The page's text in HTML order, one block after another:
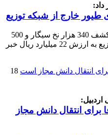
داد:
خارج از شبکه توزيع
فرمانده انتظامی استان اردبیل از کشف 340 هزار نخ سيگار و 500
کيلو داروی طيور خارج از شبکه توزيع به ارزش 22 ميليارد ريال خبر
18
اردبیل:
برای انتقال دانش مجاز